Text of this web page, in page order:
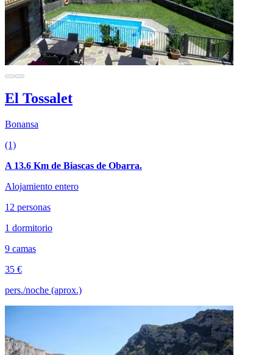
El Tossalet
Bonansa
(1)
A 13.6 Km de Biascas de Obarra.
Alojamiento entero
12 personas
1 dormitorio
9 camas
35 €
pers./noche (aprox.)